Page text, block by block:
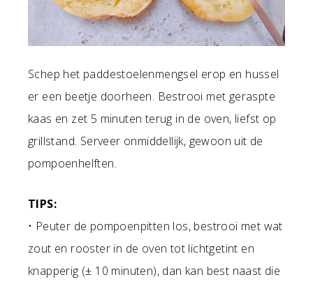
Schep het paddestoelenmengsel erop en hussel
er een beetje doorheen. Bestrooi met geraspte
kaas en zet 5 minuten terug in de oven, liefst op
grillstand. Serveer onmiddellijk, gewoon uit de
pompoenhelften.
TIPS:
• Peuter de pompoenpitten los, bestrooi met wat
zout en rooster in de oven tot lichtgetint en
knapperig (± 10 minuten), dan kan best naast die